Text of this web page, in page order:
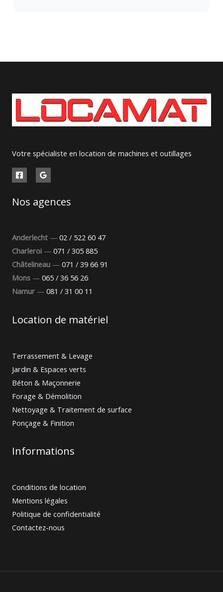
Votre spécialiste en location de machines et outillages
Nos agences
Anderlecht — 02 / 522 60 47
Charleroi — 071 / 305 885
Châtelineau — 071 / 39 66 91
Mons — 065 / 36 56 26
Namur — 081 / 31 00 11
Location de matériel
Terrassement & Levage
Jardin & Espaces verts
Béton & Maçonnerie
Forage & Démolition
Nettoyage & Traitement de surface
Ponçage & Finition
Informations
Conditions de location
Mentions légales
Politique de confidentialité
Contactez-nous